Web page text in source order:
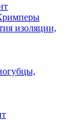
изоляции,